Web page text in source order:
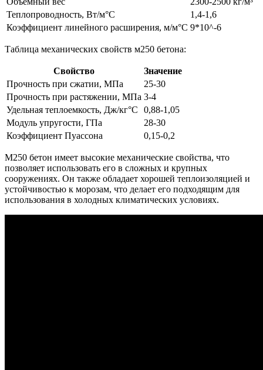
Теплопроводность, Вт/м°С
1,4-1,6
Коэффициент линейного расширения, м/м°С 9*10^-6
Таблица механических свойств м250 бетона:
Свойство
Значение
Прочность при сжатии, МПа
25-30
Прочность при растяжении, МПа 3-4
Удельная теплоемкость, Дж/кг°С
0,88-1,05
Модуль упругости, ГПа
28-30
Коэффициент Пуассона
0,15-0,2
М250 бетон имеет высокие механические свойства, что
позволяет использовать его в сложных и крупных
сооружениях. Он также обладает хорошей теплоизоляцией и
устойчивостью к морозам, что делает его подходящим для
использования в холодных климатических условиях.